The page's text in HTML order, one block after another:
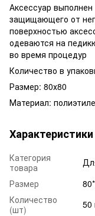
Аксессуар выполнен
защищающего от
поверхностью
одеваются на
во время процедур
Количество в
Размер: 80х80
Материал:
Характеристики
Категория
товара
Размер
Количество
(шт)
50